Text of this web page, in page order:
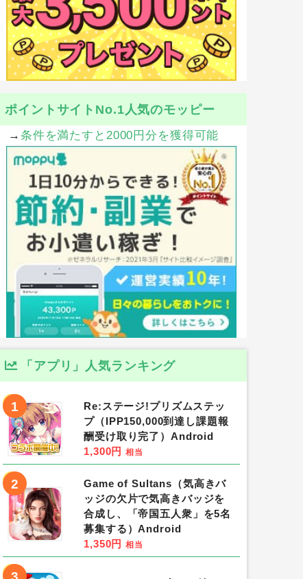
ポイントサイトNo.1人気のモッピー
→ 条件を満たすと2000円分を獲得可能
「アプリ」人気ランキング
1
Re:ステージ!プリズムステッ
プ（IPP150,000到達し課題報
酬受け取り完了）Android
1,300円 相当
2
Game of Sultans（気高きバ
ッジの欠片で気高きバッジを
合成し、「帝国五人衆」を5名
募集する）Android
1,350円 相当